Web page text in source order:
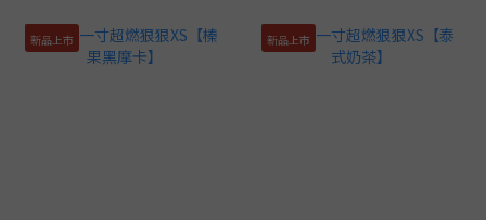
新品上市 新品上市